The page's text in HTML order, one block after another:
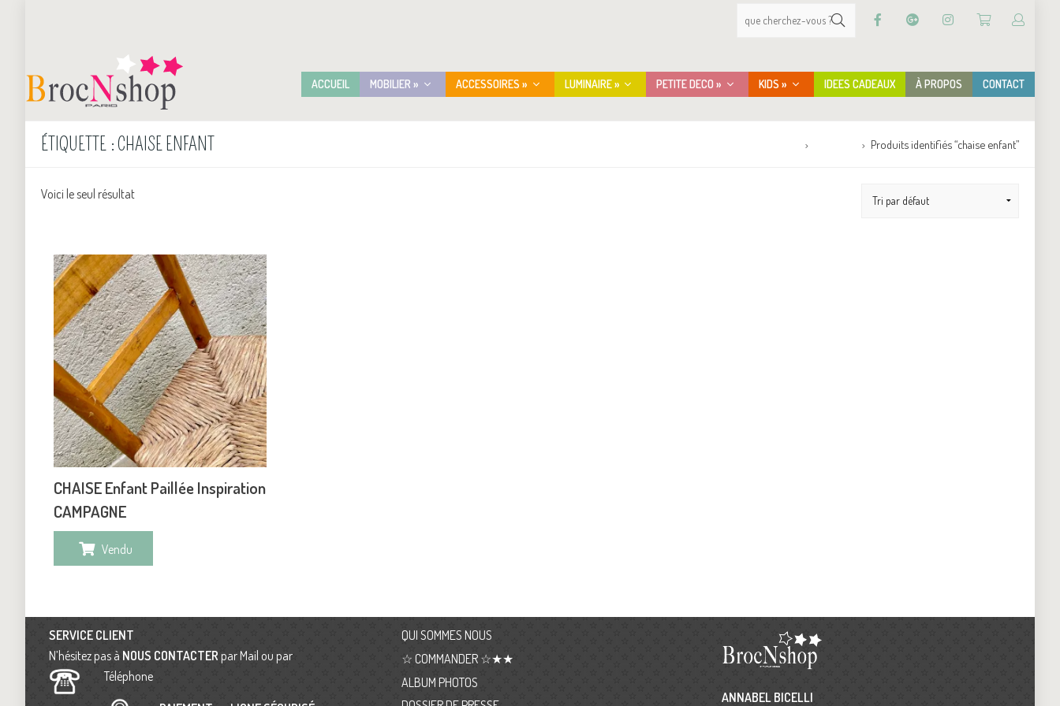
ACCUEIL MOBILIER » ACCESSOIRES » LUMINAIRE » PETITE DECO » KIDS » IDEES CADEAUX À PROPOS CONTACT
ÉTIQUETTE :CHAISE ENFANT Produits identifiés “chaise enfant”
Voici le seul résultat
CHAISE Enfant Paillée Inspiration
CAMPAGNE
Vendu
SERVICE CLIENT
N’hésitez pas à NOUS CONTACTER par Mail ou par
Téléphone
QUI SOMMES NOUS
☆ COMMANDER ☆★★
ALBUM PHOTOS
ANNABEL BICELLI